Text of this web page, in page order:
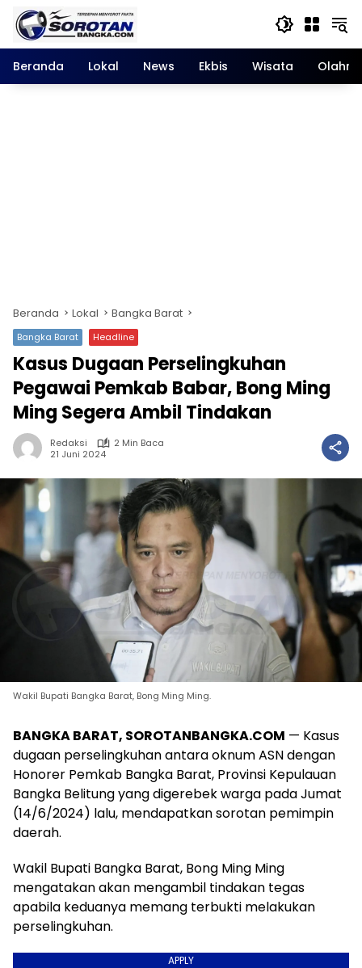
Langsung
konten
Beranda
Lokal News Ekbis Wisata
Beranda Lokal Bangka Barat
Bangka Barat Headline
Kasus Dugaan Perselingkuhan
Pegawai Pemkab Babar, Bong Ming
Ming Segera Ambil Tindakan
Redaksi
2 Min Baca
21 Juni 2024
Wakil Bupati Bangka Barat, Bong Ming Ming.
BANGKA BARAT, SOROTANBANGKA.COM — Kasus
dugaan perselingkuhan antara oknum ASN dengan
Honorer Pemkab Bangka Barat, Provinsi Kepulauan
Bangka Belitung yang digerebek warga pada Jumat
(14/6/2024) lalu, mendapatkan sorotan pemimpin
daerah.
Wakil Bupati Bangka Barat, Bong Ming Ming
mengatakan akan mengambil tindakan tegas
apabila keduanya memang terbukti melakukan
perselingkuhan.
APPLY